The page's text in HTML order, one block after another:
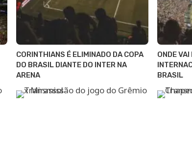
CORINTHIANS É ELIMINADO DA COPA
DO BRASIL DIANTE DO INTER NA
ARENA
ONDE
BRASIL